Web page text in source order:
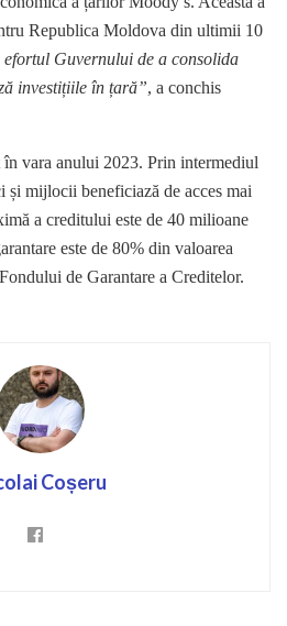
Republica Moldova din ultimii 10
efortul Guvernului de a consolida
investițiile în țară”, a conchis
vara anului 2023. Prin intermediul
și mijlocii beneficiază de acces mai
a creditului este de 40 milioane
este de 80% din valoarea
de Garantare a Creditelor.
Coșeru